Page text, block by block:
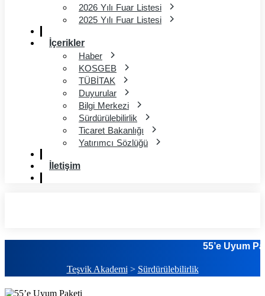
2026 Yılı Fuar Listesi
2025 Yılı Fuar Listesi
İçerikler
Haber
KOSGEB
TÜBİTAK
Duyurular
Bilgi Merkezi
Sürdürülebilirlik
Ticaret Bakanlığı
Yatırımcı Sözlüğü
İletişim
55’e Uyum
Teşvik Akademi > Sürdürülebilirlik